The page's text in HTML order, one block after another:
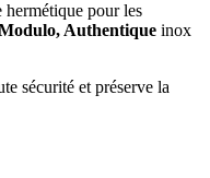
pour les
Authentique inox
sécurité et préserve la